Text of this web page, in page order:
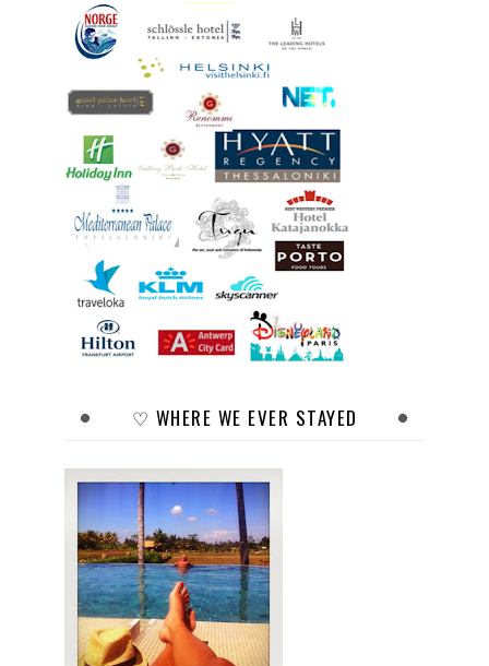
♡ WHERE WE EVER STAYED